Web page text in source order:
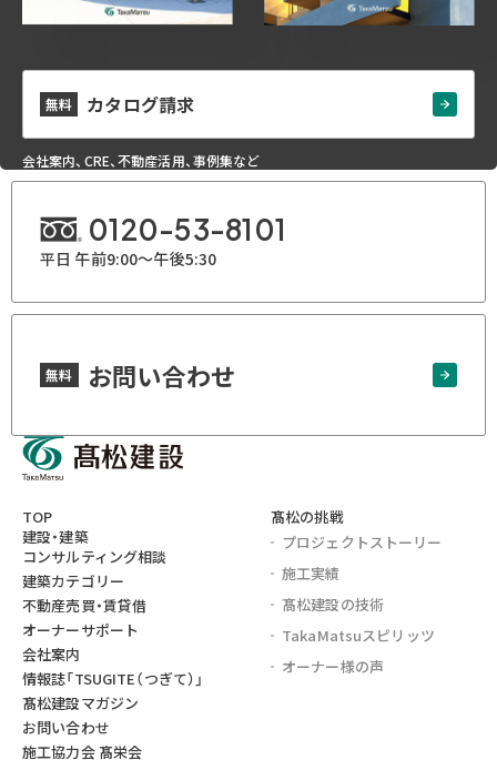
無料 カタログ請求
会社案内、CRE、不動産活用、事例集など
0120-53-8101
平日 午前9:00～午後5:30
無料 お問い合わせ
TOP
建設・建築
コンサルティング相談
建築カテゴリー
不動産売買・賃貸借
オーナーサポート
会社案内
情報誌「TSUGITE（つぎて）」
髙松建設マガジン
お問い合わせ
施工協力会 髙栄会
髙松の挑戦
プロジェクトストーリー
施工実績
髙松建設の技術
TakaMatsuスピリッツ
オーナー様の声